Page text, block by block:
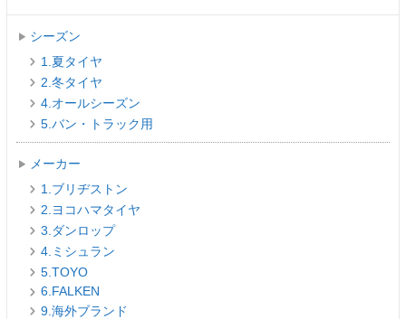
シーズン
1.夏タイヤ
2.冬タイヤ
4.オールシーズン
5.バン・トラック用
メーカー
1.ブリヂストン
2.ヨコハマタイヤ
3.ダンロップ
4.ミシュラン
5.TOYO
6.FALKEN
9.海外ブランド